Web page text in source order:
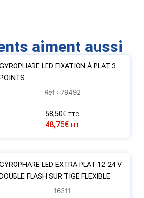
aiment aussi
GYROPHARE LED FIXATION À PLAT 3
POINTS
Ref : 79492
58,50€ TTC
48,75€ HT
GYROPHARE LED EXTRA PLAT 12-24 V
DOUBLE FLASH SUR TIGE FLEXIBLE
16311